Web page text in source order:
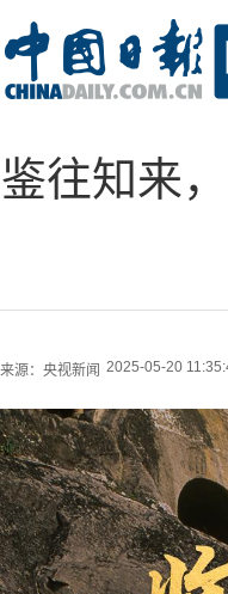
鉴往知来
来源： 央视新闻 2025-05-20